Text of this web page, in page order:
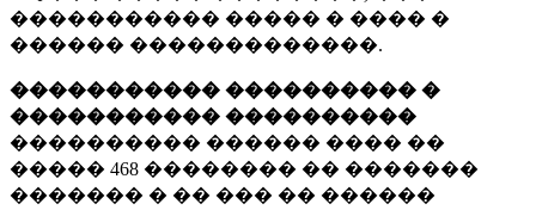
����������� ����� � ���� �
������ �������������.
����������� ���������� �
����������� ����������
���������� ������ ���� ��
����� 468 �������� �� �������
������� � �� ��� �� ������